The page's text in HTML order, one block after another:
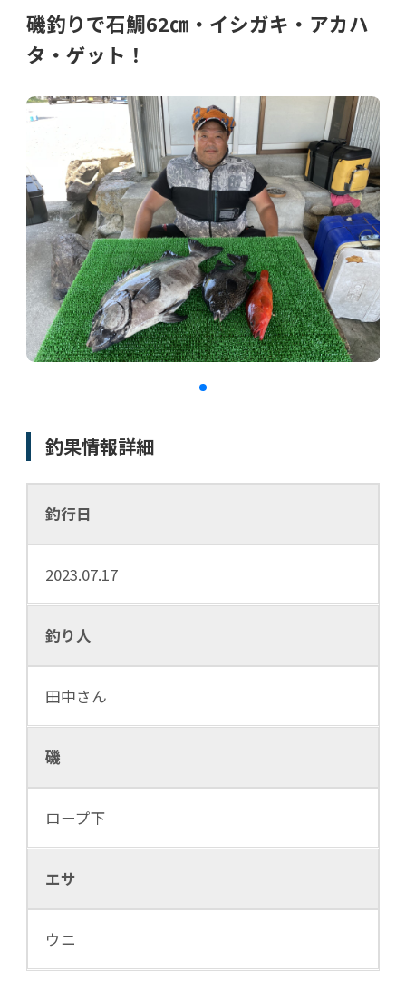
磯釣りで石鯛62㎝・イシガキ・アカハ
タ・ゲット！
釣果情報詳細
釣行日
2023.07.17
釣り人
田中さん
磯
ロープ下
エサ
ウニ